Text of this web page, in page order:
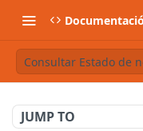
Consultar Estado de
JUMP TO